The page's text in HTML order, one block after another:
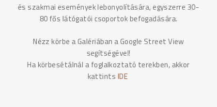
és szakmai események lebonyolítására, egyszerre 30-
80 fős látógatói csoportok befogadására.
Nézz körbe a Galériában a Google Street View
segítségével!
Ha körbesétálnál a foglalkoztató terekben, akkor
kattints IDE